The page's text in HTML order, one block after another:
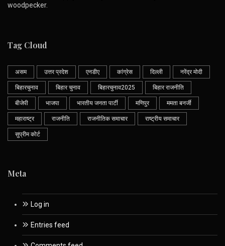
woodpecker.
Tag Cloud
असम उत्तर प्रदेश एनडीए कांग्रेस दिल्ली नरेंद्र मोदी
बिहारचुनाव बिहार चुनाव बिहारचुनाव2025 बिहार राजनीति
बीजेपी भाजपा भारतीय जनता पार्टी मणिपुर ममता बनर्जी
महाराष्ट्र राजनीति राजनीतिक समाचार राष्ट्रीय समाचार
सुप्रीम कोर्ट
Meta
Log in
Entries feed